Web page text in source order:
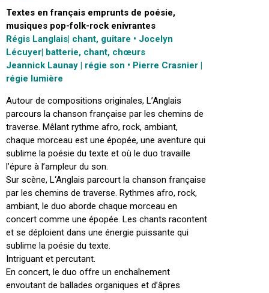
Textes en français emprunts de poésie,
musiques pop-folk-rock enivrantes
Régis Langlais| chant, guitare • Jocelyn
Lécuyer| batterie, chant, chœurs
Jeannick Launay | régie son • Pierre Crasnier |
régie lumière
Autour de compositions originales, L’Anglais
parcours la chanson française par les chemins de
traverse. Mêlant rythme afro, rock, ambiant,
chaque morceau est une épopée, une aventure qui
sublime la poésie du texte et où le duo travaille
l’épure à l’ampleur du son.
Sur scène, L‘Anglais parcourt la chanson française
par les chemins de traverse. Rythmes afro, rock,
ambiant, le duo aborde chaque morceau en
concert comme une épopée. Les chants racontent
et se déploient dans une énergie puissante qui
sublime la poésie du texte.
Intriguant et percutant.
En concert, le duo offre un enchaînement
envoutant de ballades organiques et d’âpres